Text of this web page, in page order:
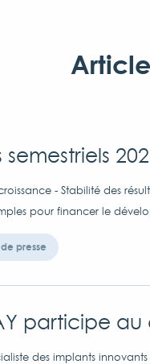
semestriels
- Stabilité des
pour financer le
presse
participe
des implants